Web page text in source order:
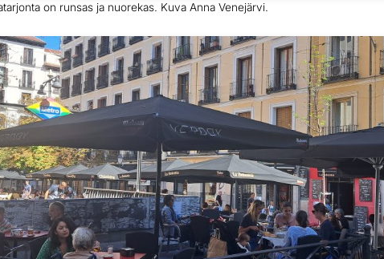
on runsas ja nuorekas. Kuva Anna Venejärvi.